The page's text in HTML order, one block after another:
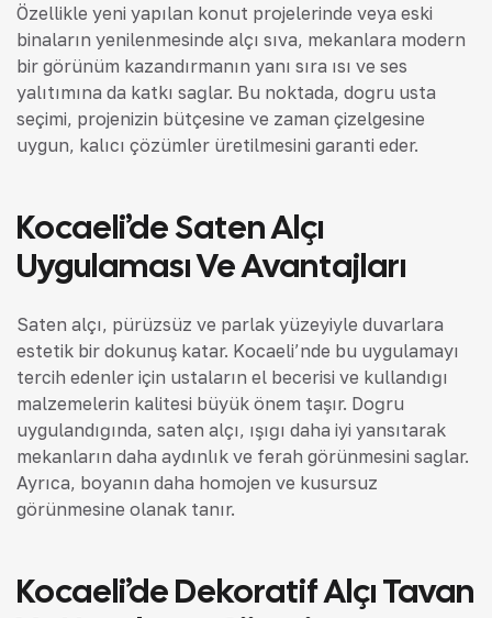
Özellikle yeni yapılan konut projelerinde veya eski
binaların yenilenmesinde alçı sıva, mekanlara modern
bir görünüm kazandırmanın yanı sıra ısı ve ses
yalıtımına da katkı sağlar. Bu noktada, doğru usta
seçimi, projenizin bütçesine ve zaman çizelgesine
uygun, kalıcı çözümler üretilmesini garanti eder.
Kocaeli’de Saten Alçı
Uygulaması Ve Avantajları
Saten alçı, pürüzsüz ve parlak yüzeyiyle duvarlara
estetik bir dokunuş katar. Kocaeli’nde bu uygulamayı
tercih edenler için ustaların el becerisi ve kullandığı
malzemelerin kalitesi büyük önem taşır. Doğru
uygulandığında, saten alçı, ışığı daha iyi yansıtarak
mekanların daha aydınlık ve ferah görünmesini sağlar.
Ayrıca, boyanın daha homojen ve kusursuz
görünmesine olanak tanır.
Kocaeli’de Dekoratif Alçı Tavan